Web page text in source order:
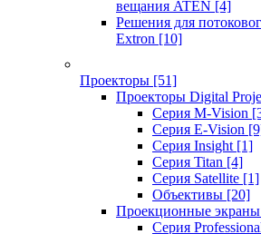
вещания ATEN [4]
Решения для
Extron [10]
Проекторы [51]
Проекторы Digital
Серия M-Vision
Серия E-Vision
Серия Insight [1]
Серия Titan [4]
Серия Satellite [1]
Объективы [20]
Проекционные
Серия